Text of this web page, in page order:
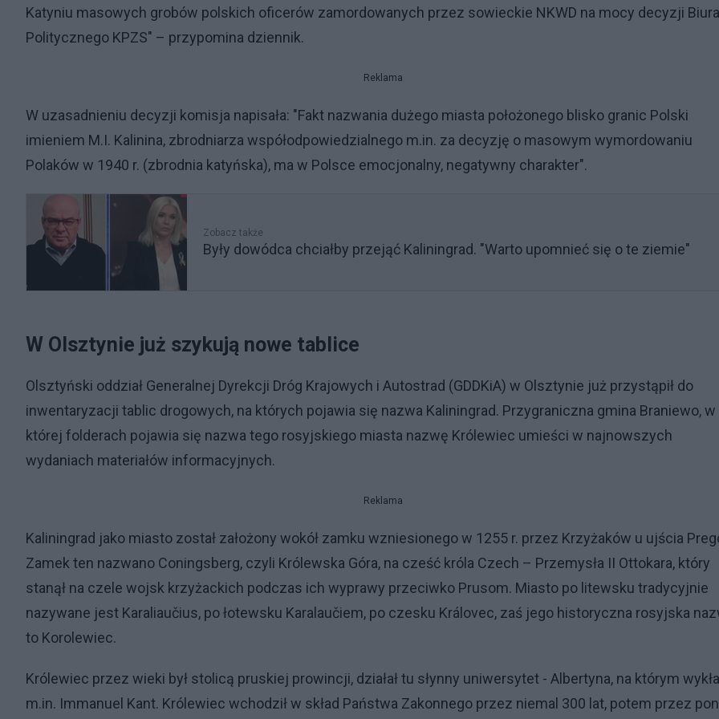
Katyniu masowych grobów polskich oficerów zamordowanych przez sowieckie NKWD na mocy decyzji Biura
Politycznego KPZS" – przypomina dziennik.
Reklama
W uzasadnieniu decyzji komisja napisała: "Fakt nazwania dużego miasta położonego blisko granic Polski
imieniem M.I. Kalinina, zbrodniarza współodpowiedzialnego m.in. za decyzję o masowym wymordowaniu
Polaków w 1940 r. (zbrodnia katyńska), ma w Polsce emocjonalny, negatywny charakter".
Zobacz także
Były dowódca chciałby przejąć Kaliningrad. "Warto upomnieć się o te ziemie"
W Olsztynie już szykują nowe tablice
Olsztyński oddział Generalnej Dyrekcji Dróg Krajowych i Autostrad (GDDKiA) w Olsztynie już przystąpił do
inwentaryzacji tablic drogowych, na których pojawia się nazwa Kaliningrad. Przygraniczna gmina Braniewo, w
której folderach pojawia się nazwa tego rosyjskiego miasta nazwę Królewiec umieści w najnowszych
wydaniach materiałów informacyjnych.
Reklama
Kaliningrad jako miasto został założony wokół zamku wzniesionego w 1255 r. przez Krzyżaków u ujścia
Zamek ten nazwano Coningsberg, czyli Królewska Góra, na cześć króla Czech – Przemysła II Ottokara, który
stanął na czele wojsk krzyżackich podczas ich wyprawy przeciwko Prusom. Miasto po litewsku tradycyjnie
nazywane jest Karaliaučius, po łotewsku Karalaučiem, po czesku Královec, zaś jego historyczna rosyjska
to Korolewiec.
Królewiec przez wieki był stolicą pruskiej prowincji, działał tu słynny uniwersytet - Albertyna, na którym
m.in. Immanuel Kant. Królewiec wchodził w skład Państwa Zakonnego przez niemal 300 lat, potem przez